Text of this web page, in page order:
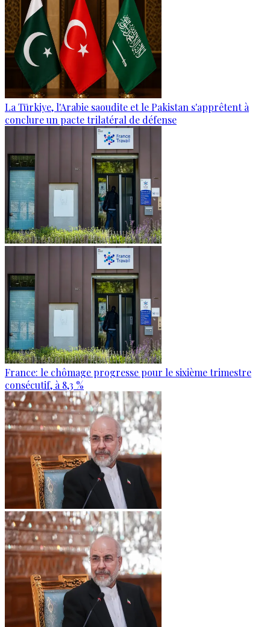
La Türkiye, l'Arabie saoudite et le Pakistan s'apprêtent à
conclure un pacte trilatéral de défense
France: le chômage progresse pour le sixième trimestre
consécutif, à 8,3 %